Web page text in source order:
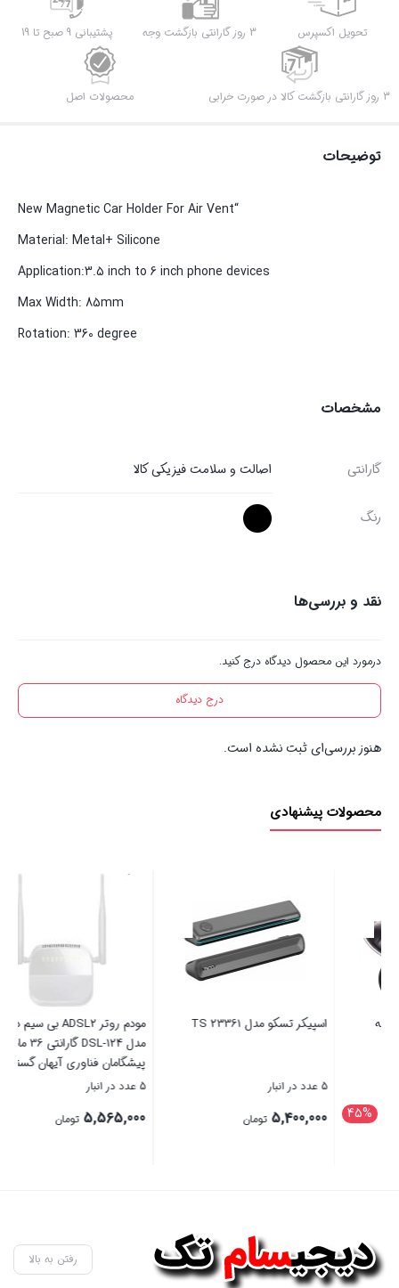
تحویل اکسپرس 3 روز گارانتی بازگشت وجه پشتیبانی 9 صبح تا 19
3 روز گارانتی بازگشت کالا در صورت خرابی محصولات اصل
توضیحات
“New Magnetic Car Holder For Air Vent
Material: Metal+ Silicone
Application:3.5 inch to 6 inch phone devices
Max Width: 85mm
Rotation: 360 degree
مشخصات
گارانتی اصالت و سلامت فیزیکی کالا
رنگ
نقد و بررسی‌ها
درمورد این محصول دیدگاه درج کنید.
درج دیدگاه
هنوز بررسی‌ای ثبت نشده است.
محصولات پیشنهادی
مودم روتر ADSL2 بی سیم دی لینک
5,565,000 تومان
مودم فیبر نوری هوآوی مدل
HG8546MGM1
4,350,000 تومان
رفتن به بالا